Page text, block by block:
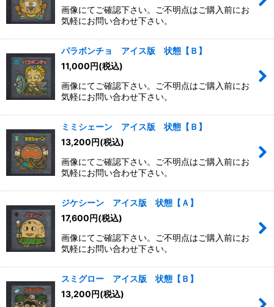
画像にてご確認下さい。ご不明点はご購入前にお
気軽にお問い合わせ下さい。
パラボンチョ アイス版 状態【Ｂ】
11,000円(税込)
画像にてご確認下さい。ご不明点はご購入前にお
気軽にお問い合わせ下さい。
ミミシェーン アイス版 状態【Ｂ】
13,200円(税込)
画像にてご確認下さい。ご不明点はご購入前にお
気軽にお問い合わせ下さい。
ジケシーン アイス版 状態【Ａ】
17,600円(税込)
画像にてご確認下さい。ご不明点はご購入前にお
気軽にお問い合わせ下さい。
スミグロー アイス版 状態【Ｂ】
13,200円(税込)